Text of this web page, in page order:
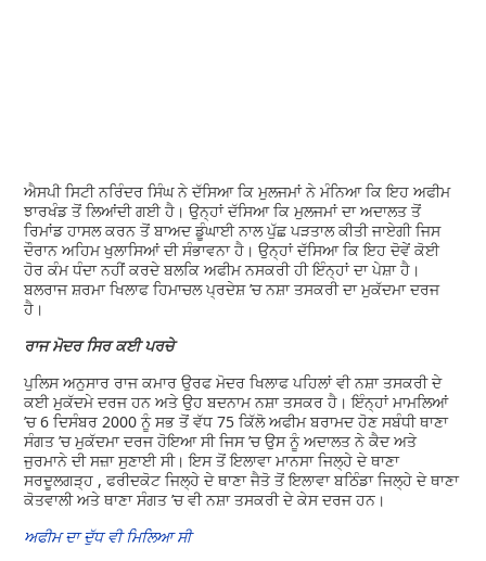
ਐਸਪੀ ਸਿਟੀ ਨਰਿੰਦਰ ਸਿੰਘ ਨੇ ਦੱਸਿਆ ਕਿ ਮੁਲਜਮਾਂ ਨੇ ਮੰਨਿਆ ਕਿ ਇਹ ਅਫੀਮ
ਝਾਰਖੰਡ ਤੋਂ ਲਿਆਂਦੀ ਗਈ ਹੈ। ਉਨ੍ਹਾਂ ਦੱਸਿਆ ਕਿ ਮੁਲਜਮਾਂ ਦਾ ਅਦਾਲਤ ਤੋਂ
ਰਿਮਾਂਡ ਹਾਸਲ ਕਰਨ ਤੋਂ ਬਾਅਦ ਡੂੰਘਾਈ ਨਾਲ ਪੁੱਛ ਪੜਤਾਲ ਕੀਤੀ ਜਾਏਗੀ ਜਿਸ
ਦੌਰਾਨ ਅਹਿਮ ਖੁਲਾਸਿਆਂ ਦੀ ਸੰਭਾਵਨਾ ਹੈ। ਉਨ੍ਹਾਂ ਦੱਸਿਆ ਕਿ ਇਹ ਦੋਵੇਂ ਕੋਈ
ਹੋਰ ਕੰਮ ਧੰਦਾ ਨਹੀਂ ਕਰਦੇ ਬਲਕਿ ਅਫੀਮ ਨਸਕਰੀ ਹੀ ਇੰਨ੍ਹਾਂ ਦਾ ਪੇਸ਼ਾ ਹੈ।
ਬਲਰਾਜ ਸ਼ਰਮਾ ਖਿਲਾਫ ਹਿਮਾਚਲ ਪ੍ਰਦੇਸ਼ ’ਚ ਨਸ਼ਾ ਤਸਕਰੀ ਦਾ ਮੁਕੱਦਮਾ ਦਰਜ
ਹੈ।
ਰਾਜ ਮੋਦਰ ਸਿਰ ਕਈ ਪਰਚੇ
ਪੁਲਿਸ ਅਨੁਸਾਰ ਰਾਜ ਕਮਾਰ ਉਰਫ ਮੋਦਰ ਖਿਲਾਫ ਪਹਿਲਾਂ ਵੀ ਨਸ਼ਾ ਤਸਕਰੀ ਦੇ
ਕਈ ਮੁਕੱਦਮੇ ਦਰਜ ਹਨ ਅਤੇ ਉਹ ਬਦਨਾਮ ਨਸ਼ਾ ਤਸਕਰ ਹੈ। ਇੰਨ੍ਹਾਂ ਮਾਮਲਿਆਂ
’ਚ 6 ਦਿਸੰਬਰ 2000 ਨੂੰ ਸਭ ਤੋਂ ਵੱਧ 75 ਕਿੱਲੋ ਅਫੀਮ ਬਰਾਮਦ ਹੋਣ ਸਬੰਧੀ ਥਾਣਾ
ਸੰਗਤ ’ਚ ਮੁਕੱਦਮਾ ਦਰਜ ਹੋਇਆ ਸੀ ਜਿਸ ’ਚ ਉਸ ਨੂੰ ਅਦਾਲਤ ਨੇ ਕੈਦ ਅਤੇ
ਜੁਰਮਾਨੇ ਦੀ ਸਜ਼ਾ ਸੁਣਾਈ ਸੀ। ਇਸ ਤੋਂ ਇਲਾਵਾ ਮਾਨਸਾ ਜਿਲ੍ਹੇ ਦੇ ਥਾਣਾ
ਸਰਦੂਲਗੜ੍ਹ , ਫਰੀਦਕੋਟ ਜਿਲ੍ਹੇ ਦੇ ਥਾਣਾ ਜੈਤੋ ਤੋਂ ਇਲਾਵਾ ਬਠਿੰਡਾ ਜਿਲ੍ਹੇ ਦੇ ਥਾਣਾ
ਕੋਤਵਾਲੀ ਅਤੇ ਥਾਣਾ ਸੰਗਤ ’ਚ ਵੀ ਨਸ਼ਾ ਤਸਕਰੀ ਦੇ ਕੇਸ ਦਰਜ ਹਨ।
ਅਫੀਮ ਦਾ ਦੁੱਧ ਵੀ ਮਿਲਿਆ ਸੀ